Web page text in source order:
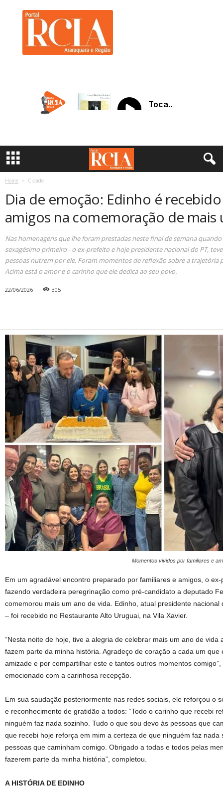
a
Home Cidade
Dia de emoção: Edinho é
amigos na comemoração de mais
Nas homenagens que lhe foram prestadas neste final de semana
sexagésimo primeiro - o ex-prefeito e hoje presidente nacional do PT,
pessoas nutrem por ele. Foram momentos de reflexão sobre a trajetória
Acima está o amor e o carinho que ele dedica ao seu povo.
22/06/2026 305
Momentos vividos por familiares e
Em um agradável encontro preparado por familiares e amigos, o
fazendo verdadeira peregrinação como pré-candidato a deputado
comemorou mais um ano de vida. Edinho, atual presidente
– foi recebido no Restaurante Alto Uruguai, na Vila Xavier.
“Nesta noite de hoje, tive a alegria de celebrar mais um ano de vida
fazem parte da minha história. Agradeço de coração a cada um
amizade e por compartilhar este e tantos outros momentos
emocionado com a carinhosa recepção.
Em sua saudação posteriormente nas redes sociais, ele reforçou o
e reconhecimento de gratidão a todos: “Todo o carinho que recebi
ninguém faz nada sozinho. Tudo o que sou devo às pessoas que
que recebi hoje reforça em mim a certeza de que ninguém faz nada
pessoas que caminham comigo. Obrigado a todas e todos pelas
fazerem parte da minha história”, completou.
A HISTÓRIA DE EDINHO